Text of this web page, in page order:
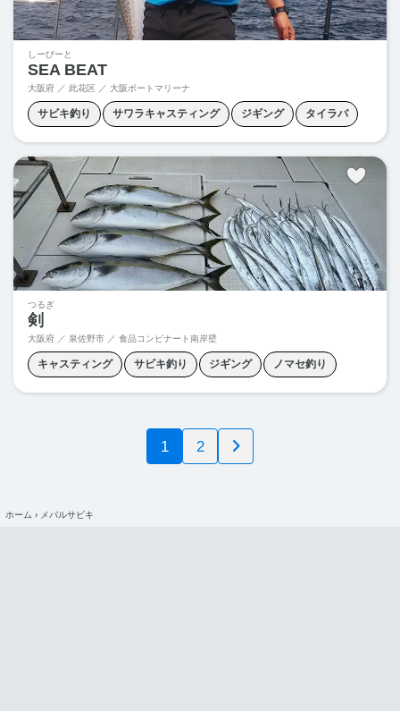
しーびーと
SEA BEAT
大阪府 ／ 此花区 ／ 大阪ボートマリーナ
サビキ釣り サワラキャスティング ジギング タイラバ
タチウオテンヤ チニング ノマセ釣り ボートシーバス
落とし込み釣り
つるぎ
剣
大阪府 ／ 泉佐野市 ／ 食品コンビナート南岸壁
キャスティング サビキ釣り ジギング ノマセ釣り
五目釣り
1 2
ホーム › メバルサビキ